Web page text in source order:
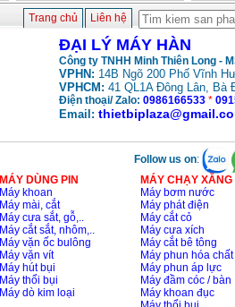
Trang chủ Liên hệ
ĐẠI LÝ MÁY HÀN
Công ty TNHH Minh Thiên Long -
VPHN: 14B Ngõ 200 Phố Vĩnh
VPHCM: 41 QL1A Đông Lân, Bà
Điện thoại/ Zalo: 0986166533 *
Email:
Follow us on:
MÁY DÙNG PIN
Máy khoan
Máy mài, cắt
Máy cưa sắt, gỗ,..
Máy cắt sắt, nhôm,..
Máy vặn ốc bulông
Máy vặn vít
Máy hút bụi
Máy thổi bụi
Máy dò kim loại
MÁY CHẠY
Máy bơm nước
Máy phát điện
Máy cắt cỏ
Máy cưa xích
Máy cắt bê tông
Máy phun hóa chất
Máy phun áp lực
Máy đầm cóc / bàn
Máy khoan đục